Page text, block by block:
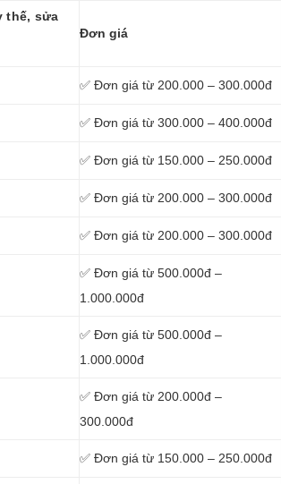
thế, sửa
Đơn giá
✅ Đơn giá từ 200.000 – 300.000đ
✅ Đơn giá từ 300.000 – 400.000đ
✅ Đơn giá từ 150.000 – 250.000đ
✅ Đơn giá từ 200.000 – 300.000đ
✅ Đơn giá từ 200.000 – 300.000đ
✅ Đơn giá từ 500.000đ –
1.000.000đ
✅ Đơn giá từ 500.000đ –
1.000.000đ
✅ Đơn giá từ 200.000đ –
300.000đ
✅ Đơn giá từ 150.000 – 250.000đ